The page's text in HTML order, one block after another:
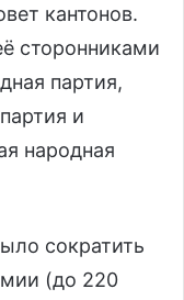
кантонов.
сторонниками
партия,
и
народная
сократить
(до 220